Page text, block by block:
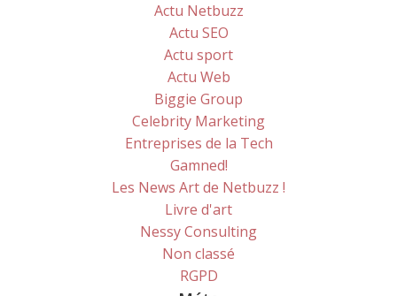
Actu Netbuzz
Actu SEO
Actu sport
Actu Web
Biggie Group
Celebrity Marketing
Entreprises de la Tech
Gamned!
Les News Art de Netbuzz !
Livre d'art
Nessy Consulting
Non classé
RGPD